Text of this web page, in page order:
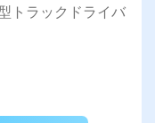
トラックドライバ